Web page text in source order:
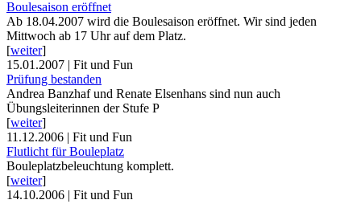
Boulesaison eröffnet
Ab 18.04.2007 wird die Boulesaison eröffnet. Wir sind jeden
Mittwoch ab 17 Uhr auf dem Platz.
[weiter]
15.01.2007 | Fit und Fun
Prüfung bestanden
Andrea Banzhaf und Renate Elsenhans sind nun auch
Übungsleiterinnen der Stufe P
[weiter]
11.12.2006 | Fit und Fun
Flutlicht für Bouleplatz
Bouleplatzbeleuchtung komplett.
[weiter]
14.10.2006 | Fit und Fun